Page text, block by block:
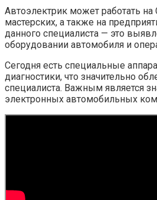
Автоэлектрик может работать на
мастерских, а также на
данного специалиста — это
оборудовании автомобиля и
Сегодня есть специальные
диагностики, что значительно
специалиста. Важным является
электронных автомобильных